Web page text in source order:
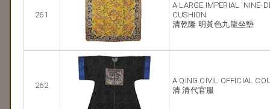
261
A LARGE IMPERIAL 'NINE-
CUSHION
清乾隆 明黃色九龍坐墊
262
A QING CIVIL OFFICIAL
清 清代官服